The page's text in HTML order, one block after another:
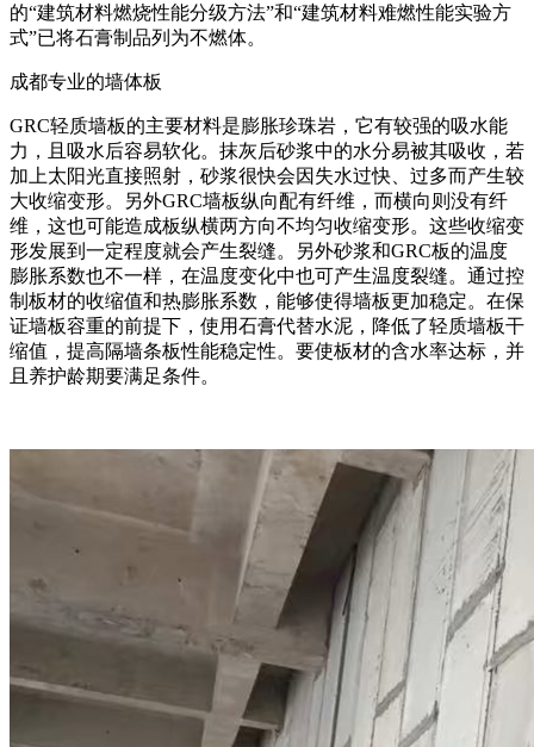
的“建筑材料燃烧性能分级方法”和“建筑材料难燃性能实验方
式”已将石膏制品列为不燃体。
成都专业的墙体板
GRC轻质墙板的主要材料是膨胀珍珠岩，它有较强的吸水能
力，且吸水后容易软化。抹灰后砂浆中的水分易被其吸收，若
加上太阳光直接照射，砂浆很快会因失水过快、过多而产生较
大收缩变形。另外GRC墙板纵向配有纤维，而横向则没有纤
维，这也可能造成板纵横两方向不均匀收缩变形。这些收缩变
形发展到一定程度就会产生裂缝。另外砂浆和GRC板的温度
膨胀系数也不一样，在温度变化中也可产生温度裂缝。通过控
制板材的收缩值和热膨胀系数，能够使得墙板更加稳定。在保
证墙板容重的前提下，使用石膏代替水泥，降低了轻质墙板干
缩值，提高隔墙条板性能稳定性。要使板材的含水率达标，并
且养护龄期要满足条件。